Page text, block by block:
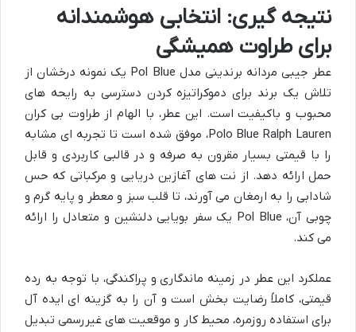
نتیجه گیری: انتخابی هوشمندانه
برای طراوت همیشگی
عطر جیبی مردانه برندینی مدل Pol Blue یک نمونه درخشان از
تلاش یک برند برای دموکراتیزه کردن دسترسی به رایحه های
محبوب و باکیفیت است. این عطر، با الهام از طراوت بی کران
Polo Blue Ralph Lauren، موفق شده است تا تجربه ای مشابه
را با قیمتی بسیار مقرون به صرفه و در قالبی کاربردی و قابل
حمل ارائه دهد. از نت های آغازین دریایی و مرکباتی که حس
شادابی را به ارمغان می آورند، تا قلب سبز و معطر و پایه گرم و
چوبی آن، Pol Blue یک سفر بویایی دلنشین و متعادل را ارائه
می کند.
عملکرد این عطر در زمینه ماندگاری و پراکندگی، با توجه به رده
قیمتی، کاملاً رضایت بخش است و آن را به گزینه ای ایده آل
برای استفاده روزمره، محیط کار و موقعیت های غیررسمی تبدیل